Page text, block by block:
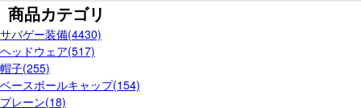
商品カテゴリ
サバゲー装備(4430)
ヘッドウェア(517)
帽子(255)
ベースボールキャップ(154)
プレーン(18)